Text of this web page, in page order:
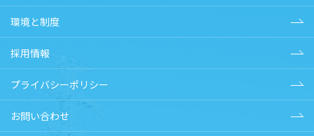
環境と制度
採用情報
プライバシーポリシー
お問い合わせ